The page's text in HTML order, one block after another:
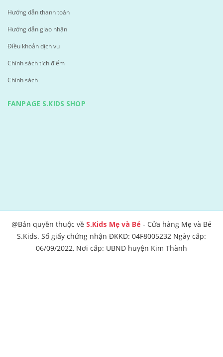
Hướng dẫn thanh toán
Hướng dẫn giao nhận
Điều khoản dịch vụ
Chính sách tích điểm
Chính sách
FANPAGE S.KIDS SHOP
@Bản quyền thuộc về S.Kids Mẹ và Bé - Cửa hàng Mẹ và Bé
S.Kids. Số giấy chứng nhận ĐKKD: 04F8005232 Ngày cấp:
06/09/2022, Nơi cấp: UBND huyện Kim Thành